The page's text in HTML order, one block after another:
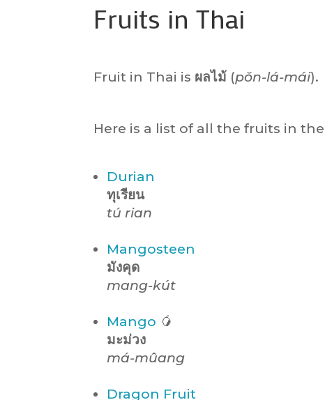
Fruits in Thai
Fruit in Thai is ผลไม้ (pŏn-lá-mái).
Here is a list of all the fruits in
Durian
ทุเรียน
tú rian
Mangosteen
มังคุด
mang-kút
Mango 🥭
มะม่วง
má-mûang
Dragon Fruit